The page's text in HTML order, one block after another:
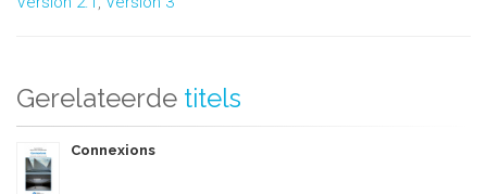
Gerelateerde titels
Connexions